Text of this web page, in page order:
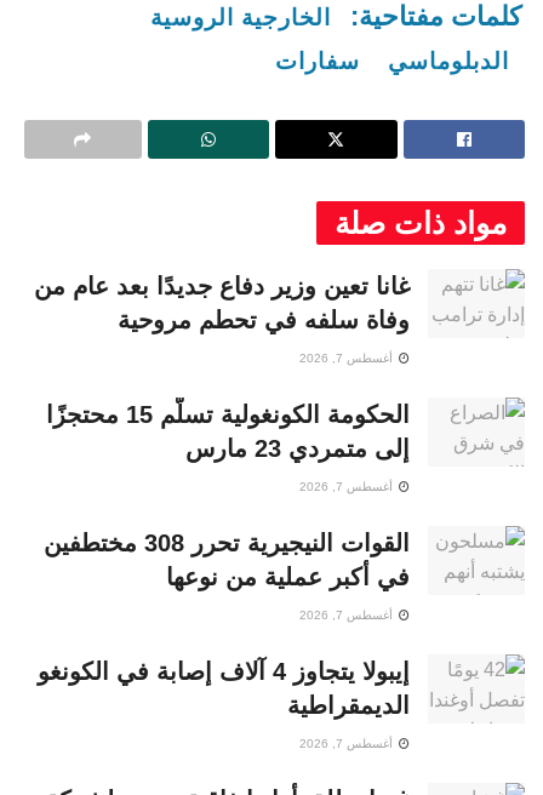
كلمات مفتاحية:
الخارجية الروسية
الدبلوماسي
سفارات
مواد ذات صلة
غانا تعين وزير دفاع جديدًا بعد عام من
وفاة سلفه في تحطم مروحية
أغسطس 7, 2026
الحكومة الكونغولية تسلّم 15 محتجزًا
إلى متمردي 23 مارس
أغسطس 7, 2026
القوات النيجيرية تحرر 308 مختطفين
في أكبر عملية من نوعها
أغسطس 7, 2026
إيبولا يتجاوز 4 آلاف إصابة في الكونغو
الديمقراطية
أغسطس 7, 2026